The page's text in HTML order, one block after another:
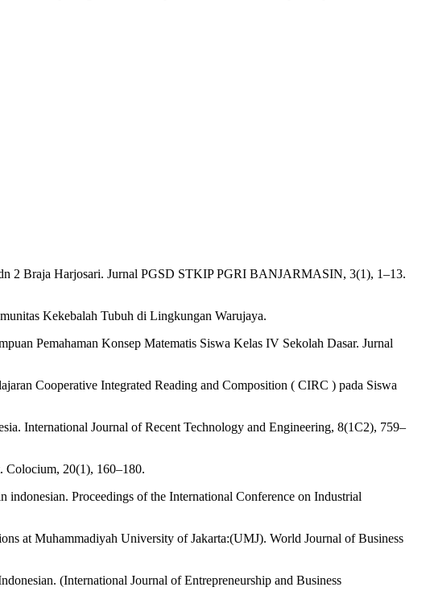
2 Braja Harjosari. Jurnal PGSD STKIP PGRI BANJARMASIN, 3(1), 1–13.
Kekebalah Tubuh di Lingkungan Warujaya.
Pemahaman Konsep Matematis Siswa Kelas IV Sekolah Dasar. Jurnal
Cooperative Integrated Reading and Composition ( CIRC ) pada Siswa
International Journal of Recent Technology and Engineering, 8(1C2), 759–
Colocium, 20(1), 160–180.
indonesian. Proceedings of the International Conference on Industrial
at Muhammadiyah University of Jakarta:(UMJ). World Journal of Business
(International Journal of Entrepreneurship and Business